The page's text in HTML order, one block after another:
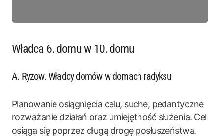
Władca 6. domu w 10. domu
A. Ryzow. Władcy domów w domach radyksu
Planowanie osiągnięcia celu, suche, pedantyczne
rozważanie działań oraz umiejętność służenia. Cel
osiąga się poprzez długą drogę posłuszeństwa.